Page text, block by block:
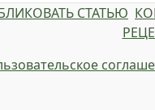
СТАТЬЮ